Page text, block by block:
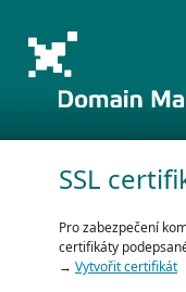
SSL
Pro zabezpečení
certifikáty
→ Vytvořit certifikát